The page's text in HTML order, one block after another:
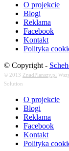
O projekcie
Blogi
Reklama
Facebook
Kontakt
Polityka
© Copyright -
© 2013 ZnadPlanszy.pl
Solution
O projekcie
Blogi
Reklama
Facebook
Kontakt
Polityka